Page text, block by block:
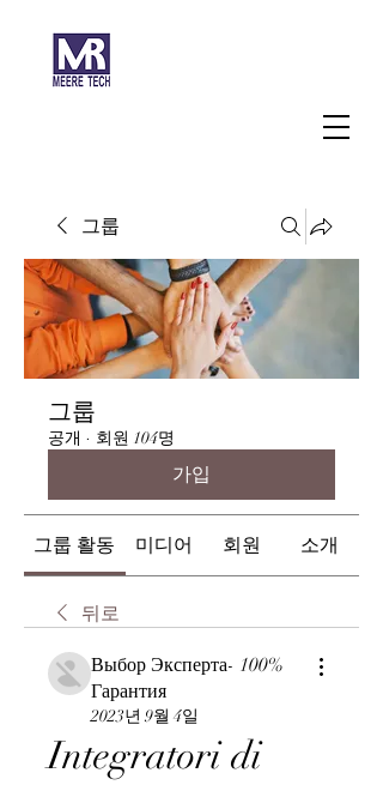
그룹
그룹
공개 · 회원 104명
가입
그룹 활동 미디어 회원 소개
뒤로
Выбор Эксперта- 100%
Гарантия
2023년 9월 4일
Integratori di